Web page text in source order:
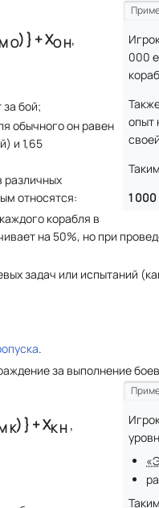
000
опыт
1 000
О) } + XО Н,
бой;
обычного он равен
и 1,65
относятся:
корабля в
на 50%, но при
задач или испытаний
.
за выполнение
К) } + XК Н ,